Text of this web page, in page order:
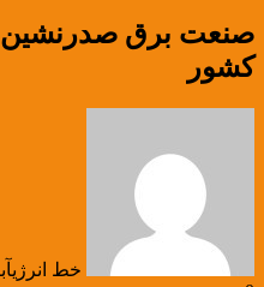
صنعت برق صدرنشین
کشور
خط انرژی